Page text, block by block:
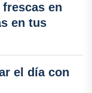
en
en tus
el día con